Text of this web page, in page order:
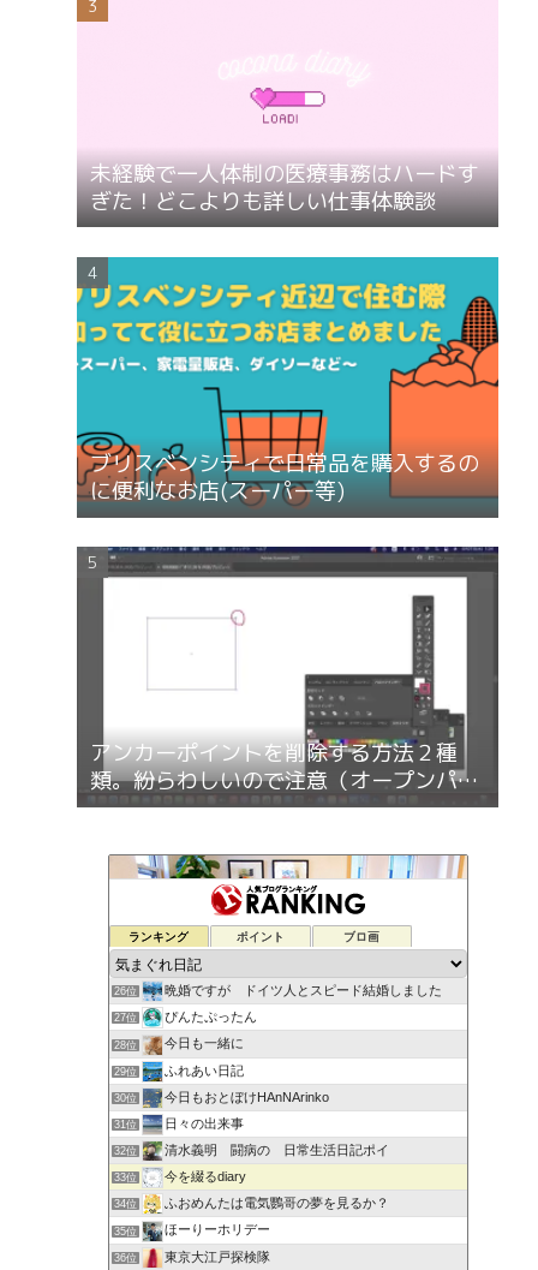
未経験で一人体制の医療事務はハードす
ぎた！どこよりも詳しい仕事体験談
ブリスベンシティで日常品を購入するの
に便利なお店(スーパー等)
アンカーポイントを削除する方法２種
類。紛らわしいので注意（オープンパス
とクローズパス）
ランキング ポイント ブロ画
26位 晩婚ですが ドイツ人とスピード結婚しました
27位 ぴんたぷったん
28位 今日も一緒に
29位 ふれあい日記
30位 今日もおとぼけHAnNArinko
31位 日々の出来事
32位 清水義明 闘病の 日常生活日記ポイ
33位 今を綴るdiary
34位 ふおめんたは電気鸚哥の夢を見るか？
35位 ほーりーホリデー
36位 東京大江戸探検隊